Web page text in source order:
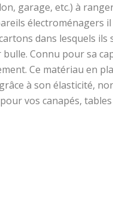
garage, etc.) à
électroménagers
dans lesquels
Connu pour sa
Ce matériau en
à son élasticité,
vos canapés,